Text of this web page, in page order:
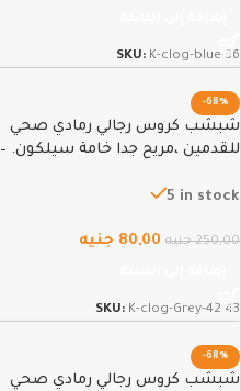
SKU: K-clog-blue-36
-68%
شبشب كروس رجالي رمادي صحي
للقدمين ،مريح جدا خامة سيلكون. –
5 in stock
250,00 جنيه 80,00 جنيه
SKU: K-clog-Grey-42-43
-68%
شبشب كروس رجالي رمادي صحي